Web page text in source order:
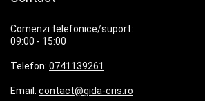
Comenzi telefonice/suport:
09:00 - 15:00
Telefon: 0741139261
Email: contact@gida-cris.ro